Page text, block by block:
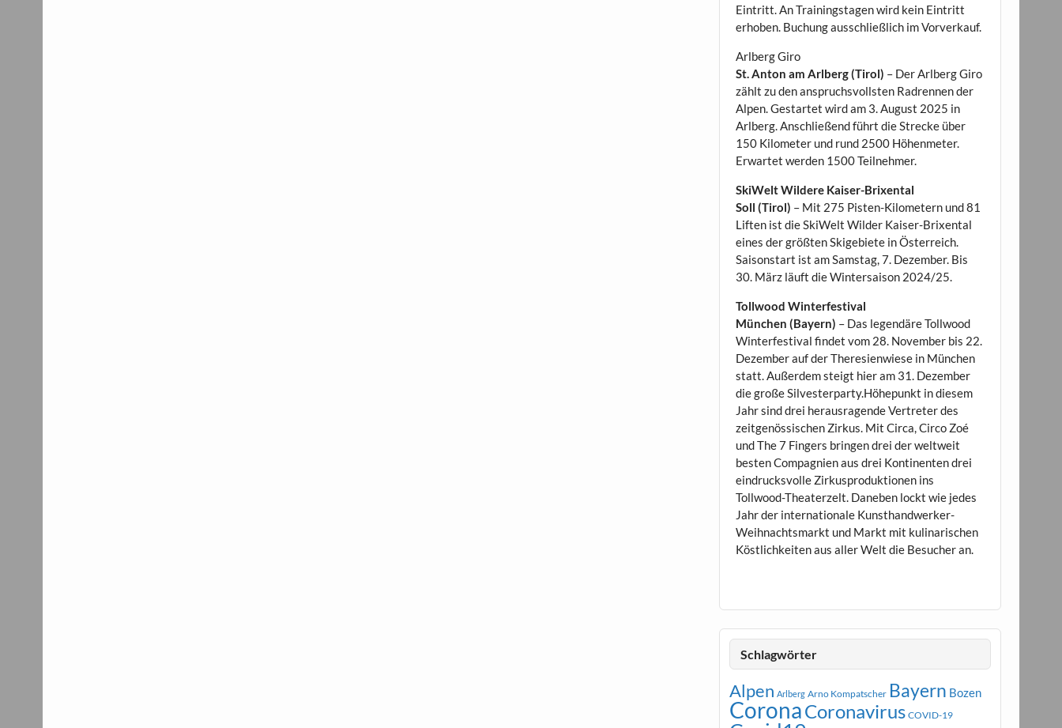
Eintritt. An Trainingstagen wird kein Eintritt
erhoben. Buchung ausschließlich im Vorverkauf.
Arlberg Giro
St. Anton am Arlberg (Tirol) – Der Arlberg Giro
zählt zu den anspruchsvollsten Radrennen der
Alpen. Gestartet wird am 3. August 2025 in
Arlberg. Anschließend führt die Strecke über
150 Kilometer und rund 2500 Höhenmeter.
Erwartet werden 1500 Teilnehmer.
SkiWelt Wildere Kaiser-Brixental
Soll (Tirol) – Mit 275 Pisten-Kilometern und 81
Liften ist die SkiWelt Wilder Kaiser-Brixental
eines der größten Skigebiete in Österreich.
Saisonstart ist am Samstag, 7. Dezember. Bis
30. März läuft die Wintersaison 2024/25.
Tollwood Winterfestival
München (Bayern) – Das legendäre Tollwood
Winterfestival findet vom 28. November bis 22.
Dezember auf der Theresienwiese in München
statt. Außerdem steigt hier am 31. Dezember
die große Silvesterparty.Höhepunkt in diesem
Jahr sind drei herausragende Vertreter des
zeitgenössischen Zirkus. Mit Circa, Circo Zoé
und The 7 Fingers bringen drei der weltweit
besten Compagnien aus drei Kontinenten drei
eindrucksvolle Zirkusproduktionen ins
Tollwood-Theaterzelt. Daneben lockt wie jedes
Jahr der internationale Kunsthandwerker-
Weihnachtsmarkt und Markt mit kulinarischen
Köstlichkeiten aus aller Welt die Besucher an.
Schlagwörter
Alpen Arlberg Arno Kompatscher Bayern Bozen
CoronaCoronavirus COVID-19